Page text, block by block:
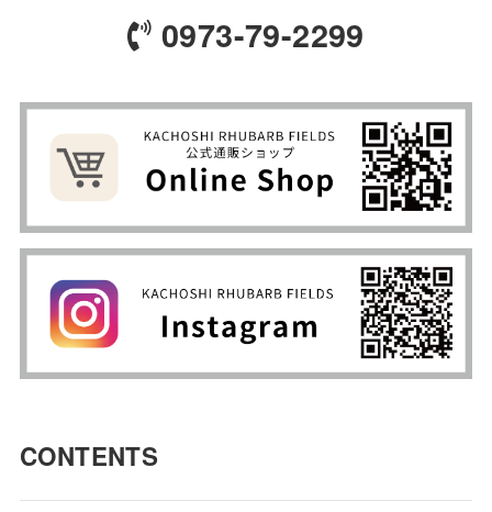
0973-79-2299
CONTENTS